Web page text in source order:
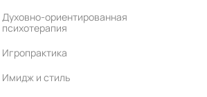
Духовно-ориентированная
психотерапия
Игропрактика
Имидж и стиль